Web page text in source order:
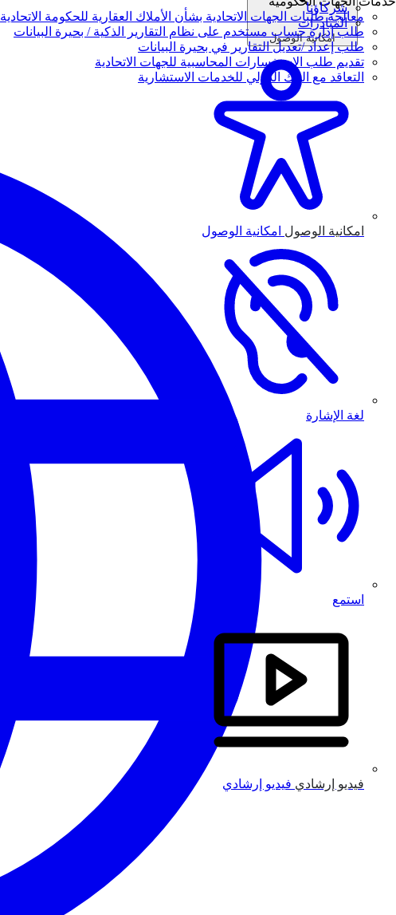
معالجة طلبات الجهات الاتحادية بشأن الأملاك العقارية للحكومة الاتحادية
طلب إدارة حساب مستخدم على نظام التقارير الذكية / بحيرة البيانات
طلب إعداد /تعديل التقارير في بحيرة البيانات
تقديم طلب الاستفسارات المحاسبية للجهات الاتحادية
التعاقد مع البنك الدولي للخدمات الاستشارية
شركاؤنا
المبادرات
امكانية الوصول
امكانية الوصول امكانية الوصول
لغة الإشارة
استمع
فيديو إرشادي فيديو إرشادي